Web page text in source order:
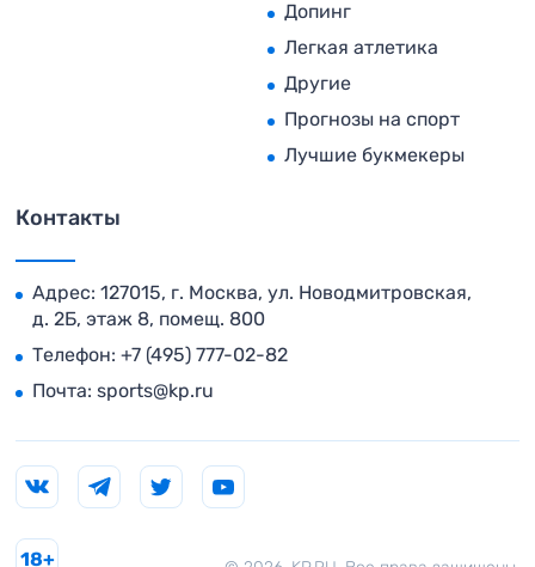
Допинг
Легкая атлетика
Другие
Прогнозы на спорт
Лучшие букмекеры
Контакты
Адрес: 127015, г. Москва, ул. Новодмитровская,
д. 2Б, этаж 8, помещ. 800
Телефон: +7 (495) 777-02-82
Почта: sports@kp.ru
18+